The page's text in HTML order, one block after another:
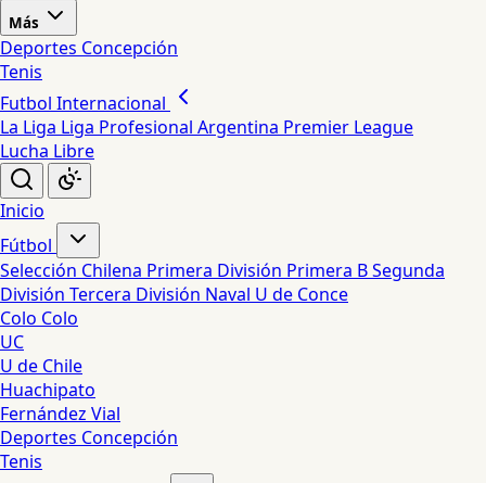
Más
Deportes Concepción
Tenis
Futbol Internacional
La Liga Liga Profesional Argentina Premier League
Lucha Libre
Inicio
Fútbol
Selección Chilena Primera División Primera BSegunda
División Tercera División Naval U de Conce
Colo Colo
UC
U de Chile
Huachipato
Fernández Vial
Deportes Concepción
Tenis